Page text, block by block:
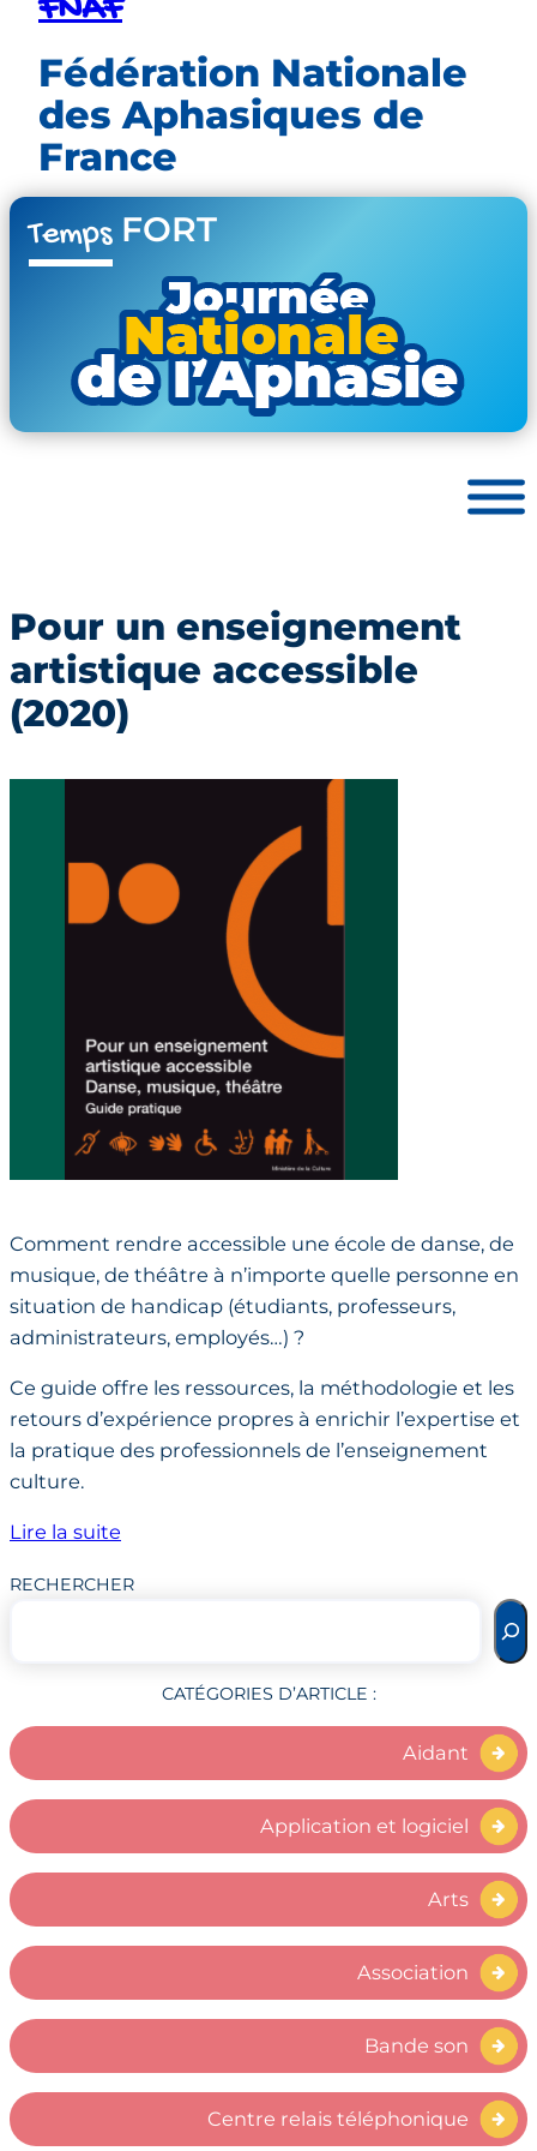
FNAF
Fédération Nationale
des Aphasiques de
France
TempsFORT
Pour un enseignement
artistique accessible
(2020)
Comment rendre accessible une école de danse, de
musique, de théâtre à n’importe quelle personne en
situation de handicap (étudiants, professeurs,
administrateurs, employés…) ?
Ce guide offre les ressources, la méthodologie et les
retours d’expérience propres à enrichir l’expertise et
la pratique des professionnels de l’enseignement
culture.
Lire la suite
RECHERCHER
CATÉGORIES D’ARTICLE :
Aidant
Application et logiciel
Arts
Association
Bande son
Centre relais téléphonique